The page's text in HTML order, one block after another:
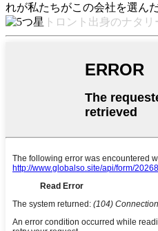
れが私たちがこの会社を選ん
トロント出身のナタリ